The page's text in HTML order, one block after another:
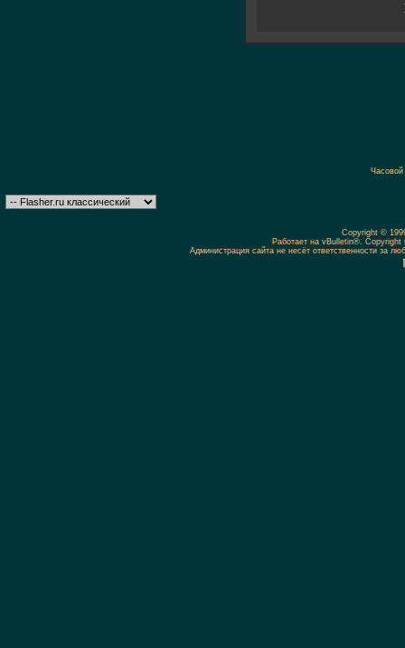
Copyright ©
Работает на vBulletin®.
Администрация сайта не несёт ответственности за